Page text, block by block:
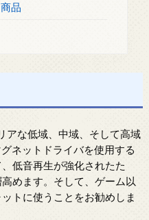
品
アな低域、中域、そして高域
ネットドライバを使用する
低音再生が強化されたた
めます。そして、ゲーム以
トに使うことをお勧めしま